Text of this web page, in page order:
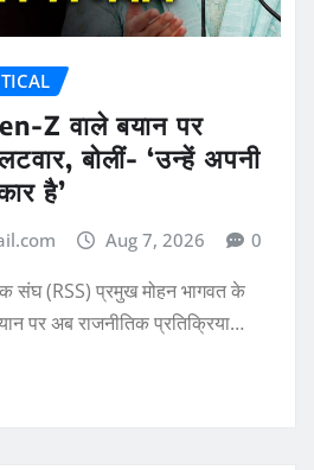
Z वाले बयान पर
बोलीं- ‘उन्हें अपनी
है’
Aug 7, 2026 0
संघ (RSS) प्रमुख मोहन भागवत के
पर अब राजनीतिक प्रतिक्रिया…